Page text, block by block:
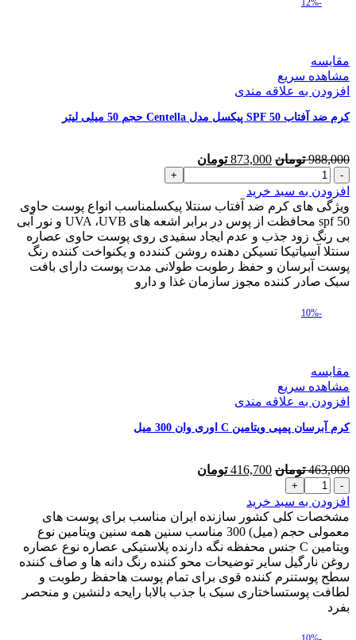
-12%
مقایسه
مشاهده سریع
افزودن به علاقه مندی
کرم ضد آفتاب SPF 50 پیکسل مدل Centella حجم 50 میلی لیتر
988,000 تومان قیمت
بود.
873,000 تومان
فعلی
است.
کرم
ضد
آفتاب
SPF
50
پیکسل
مدل
Centella
میلی
افزودن به سبد خرید
ویژگی های کرم ضد آفتاب سنتلا پیکسلمناسب انواع پوست حاوی
spf 50 محافظت از پوس در برابر اشعه های UVA ،UVB و نور آبی
بی رنگ زود جذب و عدم ایجاد سفیدی روی پوست حاوی عصاره
سنتلا آسیاتیکا تسیکن دهنده روشن کنندده و یکنواخت کننده رنگ
پوست آبرسان و حفظ رطوبت طولانی مدت پوست دارای بافت
سبک صادر کننده مجوز سازمان غذا و دارو
-10%
مقایسه
مشاهده سریع
افزودن به علاقه مندی
کرم آبرسان پمپی ویتامین C اوری وان 300 میل
463,000 تومان قیمت
بود.
416,700 تومان
است.
کرم
آبرسان
پمپی
ویتامین
C
اوری
وان
300
میل
افزودن به سبد خرید
مشخصات کلی کشور سازنده ایران مناسب برای پوست های
معمولی حجم (میل) 300 مناسب سنین همه سنین ویتامین نوع
ویتامین C جنس محفظه نگه دارنده پلاستیکی عصاره نوع عصاره
روغن نارگیل سایر توضیحات محو کننده رنگ دانه ها و صاف کننده
سطح پوستنرم کننده قوی برای تمام پوست هاحفظ رطوبت و
لطافت پوستساختاری سبک با جذب بالابا رایحه دلنشین و منحصر
بفرد